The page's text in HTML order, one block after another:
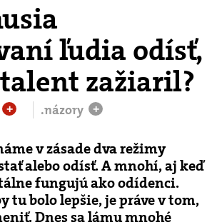
ľudia odísť,
zažiaril?
+ .názory +
v zásade dva režimy
alebo odísť. A mnohí, aj keď
fungujú ako odídenci.
tu bolo lepšie, je práve v tom,
Dnes sa lámu mnohé